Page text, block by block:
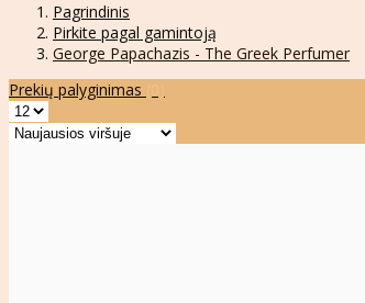
Pagrindinis
Pirkite pagal gamintoją
George Papachazis - The Greek Perfumer
Prekių palyginimas